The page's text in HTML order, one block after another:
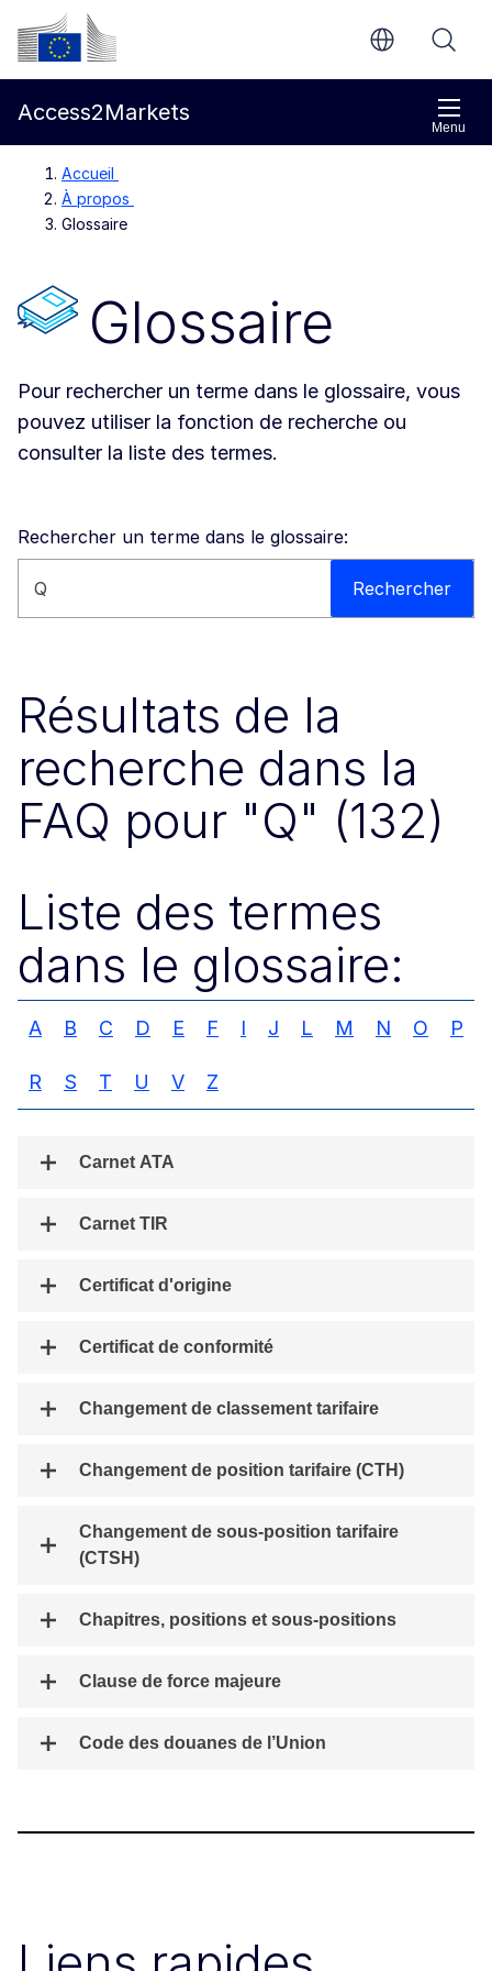
Aller directement au contenu principal
Commission européenne
Menu
Access2Markets
Accueil
À propos
Glossaire
Glossaire
Pour rechercher un terme dans le glossaire, vous
pouvez utiliser la fonction de recherche ou
consulter la liste des termes.
Rechercher un terme dans le glossaire:
Rechercher sur ce site web Rechercher
Résultats de la
recherche dans la
FAQ pour "Q" (132)
Liste des termes
dans le glossaire:
A B C D E F I J L M N O P
R S T U V Z
Carnet ATA
Carnet TIR
Certificat d'origine
Certificat de conformité
Changement de classement tarifaire
Changement de position tarifaire (CTH)
Changement de sous-position tarifaire
(CTSH)
Chapitres, positions et sous-positions
Clause de force majeure
Code des douanes de l’Union